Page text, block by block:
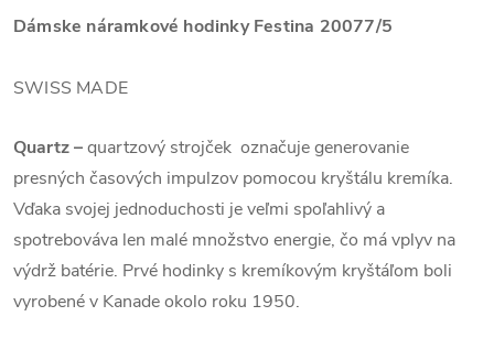
Dámske náramkové hodinky Festina 20077/5
SWISS MADE
Quartz–quartzový strojček označuje generovanie
presných časových impulzov pomocou kryštálu kremíka.
Vďaka svojej jednoduchosti je veľmi spoľahlivý a
spotrebováva len malé množstvo energie, čo má vplyv na
výdrž batérie. Prvé hodinky s kremíkovým kryštáľom boli
vyrobené v Kanade okolo roku 1950.